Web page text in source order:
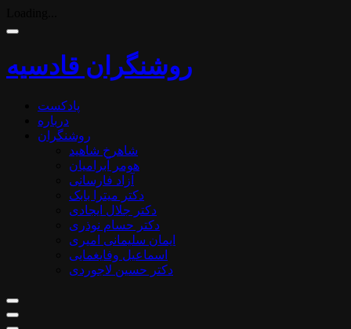
روشنگران قادسیه
پادکست
درباره
روشنگران
شاهرخ شاهید
هومر آبرامیان
آزاد فارسانی
دکتر میترا بابک
دکتر جلال ایجادی
دکتر حسام نوذری
ایمان سلیمانی امیری
اسماعیل وفایغمایی
دکتر حسین لاجوردی